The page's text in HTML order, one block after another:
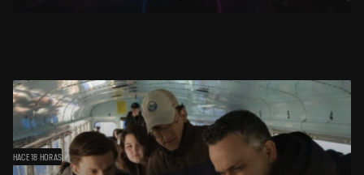
HACE 18 HORAS